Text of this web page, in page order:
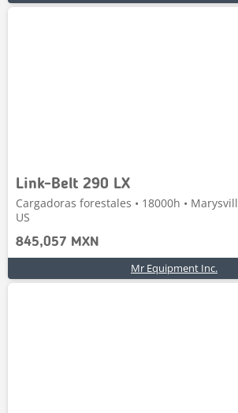
Link-Belt 290 LX
Cargadoras forestales • 18000h •
US
845,057 MXN
Mr Equipment Inc.